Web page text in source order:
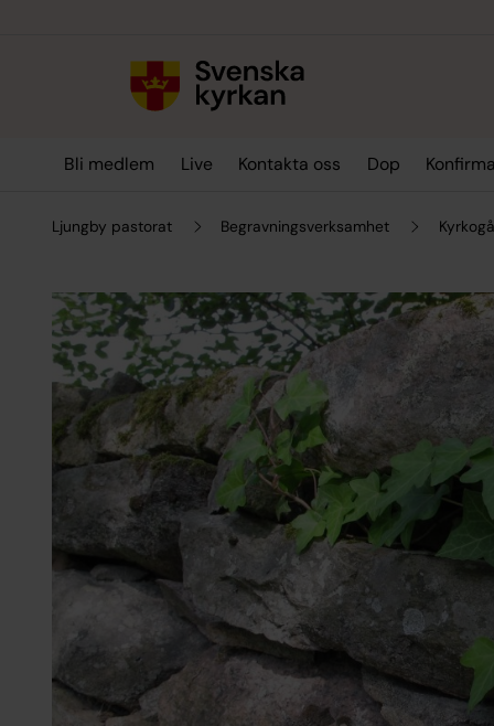
Bli medlem Live Kontakta oss Dop
Ljungby pastorat Begravningsverksamhet